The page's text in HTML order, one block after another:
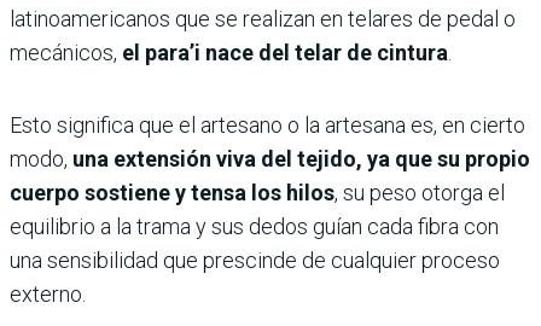
latinoamericanos que se realizan en telares de pedal o
mecánicos, el para’i nace del telar de cintura
Esto significa que el artesano o la artesana es, en cierto
modo, una extensión viva del tejido, ya que su propio
cuerpo sostiene y tensa los hilos, su peso otorga el
equilibrio a la trama y sus dedos guían cada fibra con
una sensibilidad que prescinde de cualquier proceso
externo.